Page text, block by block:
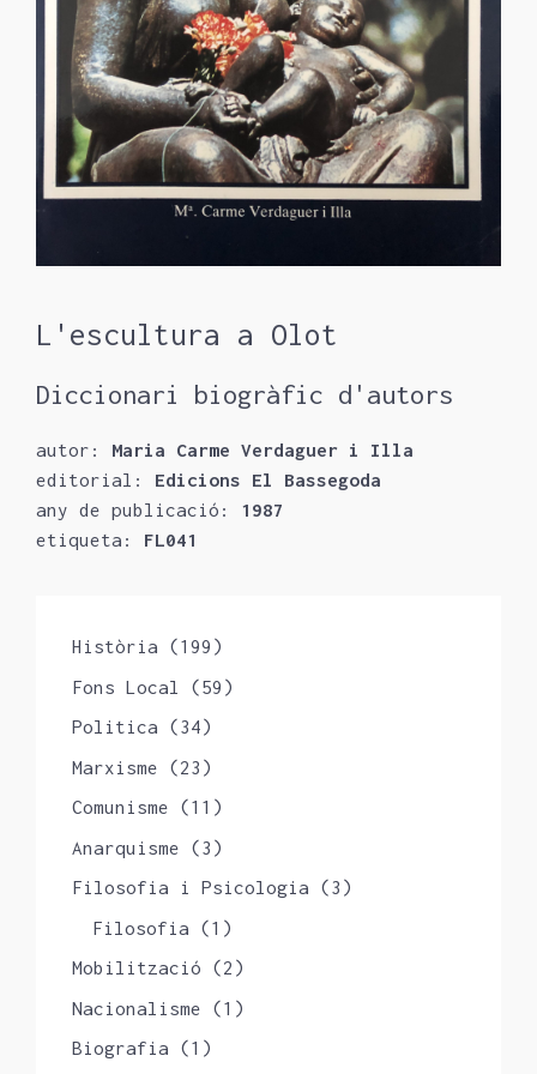
L'escultura a Olot
Diccionari biogràfic d'autors
autor: Maria Carme Verdaguer i Illa
editorial: Edicions El Bassegoda
any de publicació: 1987
etiqueta: FL041
Història (199)
Fons Local
(59)
Politica (34)
Marxisme (23)
Comunisme (11)
Anarquisme (3)
Filosofia i Psicologia (3)
Filosofia (1)
Mobilització (2)
Nacionalisme (1)
Biografia (1)